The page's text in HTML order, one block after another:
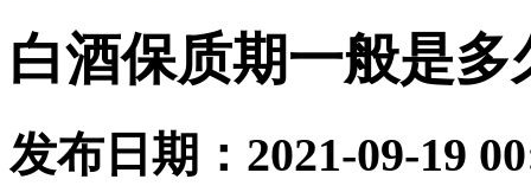
白酒保质期一般是
发布日期： 2021-09-19